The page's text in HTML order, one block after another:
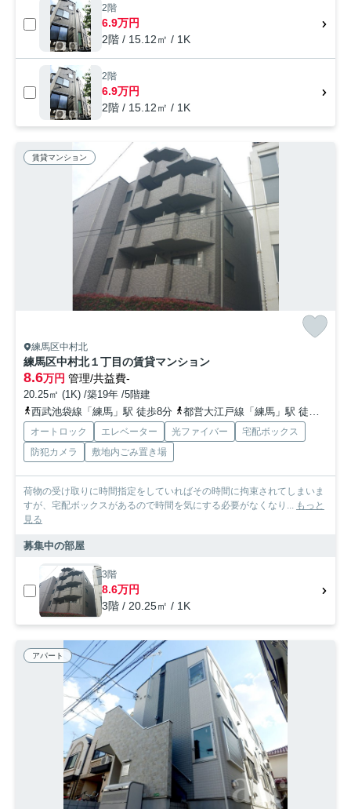
2階
6.9万円
2階 / 15.12㎡ / 1K
2階
6.9万円
2階 / 15.12㎡ / 1K
賃貸マンション
練馬区中村北
練馬区中村北１丁目の賃貸マンション
8.6万円 管理/共益費-
20.25㎡ (1K) /築19年 /5階建
西武池袋線「練馬」駅 徒歩8分
都営大江戸線「練馬」駅 徒歩8分
オートロック エレベーター 光ファイバー
宅配ボックス
防犯カメラ
敷地内ごみ置き場
荷物の受け取りに時間指定をしていればその時間に拘束されてしまいま
すが、宅配ボックスがあるので時間を気にする必要がなくなり... もっと
見る
募集中の部屋
3階
8.6万円
3階 / 20.25㎡ / 1K
アパート